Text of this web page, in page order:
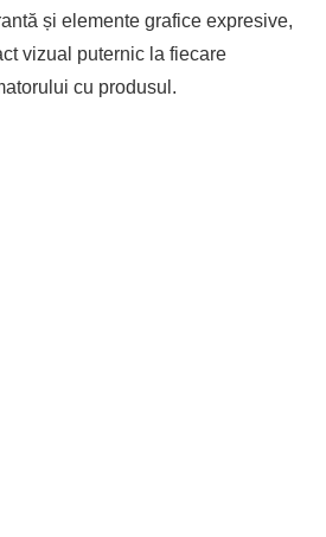
și elemente grafice expresive,
vizual puternic la fiecare
cu produsul.